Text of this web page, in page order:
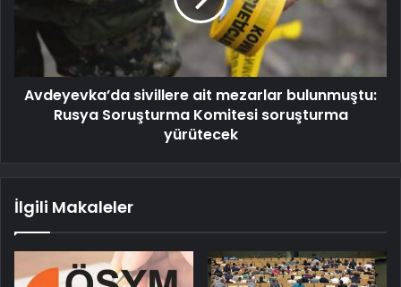
Avdeyevka’da sivillere ait mezarlar bulunmuştu:
Rusya Soruşturma Komitesi soruşturma
yürütecek
İlgili Makaleler